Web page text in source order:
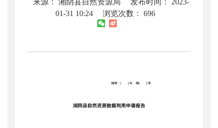
来源： 湘阴县自然资源局
发布时间： 2023-
01-31 10:24
浏览次数： 696